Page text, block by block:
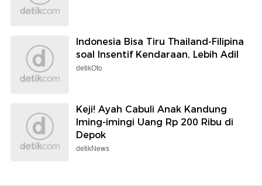
Indonesia Bisa Tiru Thailand-Filipina
soal Insentif Kendaraan, Lebih Adil
detikOto
Keji! Ayah Cabuli Anak Kandung
Iming-imingi Uang Rp 200 Ribu di
Depok
detikNews